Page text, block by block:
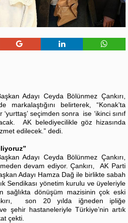
Adayı Ceyda Bölünmez Çankırı,
markalaştığını belirterek, “Konak’ta
seçimden sonra ise ‘ikinci sınıf
AK belediyecilikle göz hizasında
edilecek.” dedi.
Adayı Ceyda Bölünmez Çankırı,
devam ediyor. Çankırı, AK Parti
Adayı Hamza Dağ ile birlikte sabah
Sendikası yönetim kurulu ve üyeleriyle
sağlıkta dönüşüm mazisinin çok eski
son 20 yılda iğneden ipliğe
şehir hastaneleriyle Türkiye’nin artık
çekti.